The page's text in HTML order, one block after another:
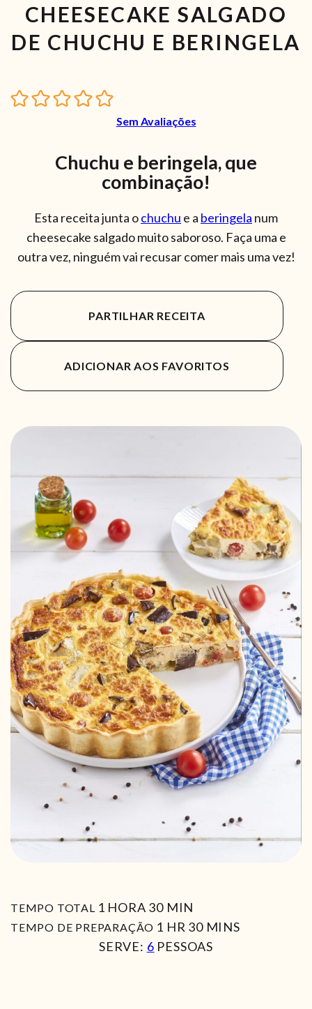
CHEESECAKE SALGADO
DE CHUCHU E BERINGELA
Sem Avaliações
Chuchu e beringela, que
combinação!
Esta receita junta ochuchu e a beringela num
cheesecake salgado muito saboroso. Faça uma e
outra vez, ninguém vai recusar comer mais uma vez!
PARTILHAR RECEITA
ADICIONAR AOS FAVORITOS
TEMPO TOTAL 1 HORA
HORA 30MIN
MIN
TEMPO DE PREPARAÇÃO 1 HORA
HR 30MIN
MINS
SERVE: 6 PESSOAS